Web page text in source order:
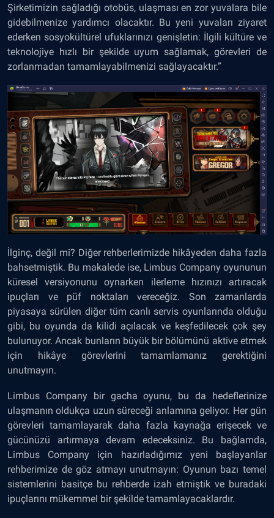
Şirketimizin sağladığı otobüs, ulaşması en zor yuvalara bile
gidebilmenize yardımcı olacaktır. Bu yeni yuvaları ziyaret
ederken sosyokültürel ufuklarınızı genişletin: İlgili kültüre ve
teknolojiye hızlı bir şekilde uyum sağlamak, görevleri de
zorlanmadan tamamlayabilmenizi sağlayacaktır.”
İlginç, değil mi? Diğer rehberlerimizde hikâyeden daha fazla
bahsetmiştik. Bu makalede ise, Limbus Company oyununun
küresel versiyonunu oynarken ilerleme hızınızı artıracak
ipuçları ve püf noktaları vereceğiz. Son zamanlarda
piyasaya sürülen diğer tüm canlı servis oyunlarında olduğu
gibi, bu oyunda da kilidi açılacak ve keşfedilecek çok şey
bulunuyor. Ancak bunların büyük bir bölümünü aktive etmek
için hikâye görevlerini tamamlamanız gerektiğini
unutmayın.
Limbus Company bir gacha oyunu, bu da hedeflerinize
ulaşmanın oldukça uzun süreceği anlamına geliyor. Her gün
görevleri tamamlayarak daha fazla kaynağa erişecek ve
gücünüzü artırmaya devam edeceksiniz. Bu bağlamda,
Limbus Company için hazırladığımız yeni başlayanlar
rehberimize de göz atmayı unutmayın: Oyunun bazı temel
sistemlerini basitçe bu rehberde izah etmiştik ve buradaki
ipuçlarını mükemmel bir şekilde tamamlayacaklardır.